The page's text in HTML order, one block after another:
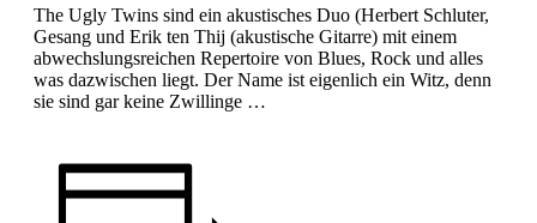
The Ugly Twins sind ein akustisches Duo (Herbert Schluter,
Gesang und Erik ten Thij (akustische Gitarre) mit einem
abwechslungsreichen Repertoire von Blues, Rock und alles
was dazwischen liegt. Der Name ist eigenlich ein Witz, denn
sie sind gar keine Zwillinge …